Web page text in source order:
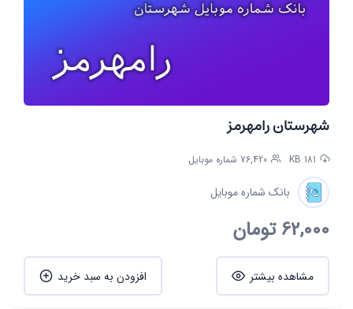
شهرستان رامهرمز
181 KB 76,420 شماره موبایل
بانک شماره موبایل
62,000تومان
مشاهده بیشتر افزودن به سبد خرید